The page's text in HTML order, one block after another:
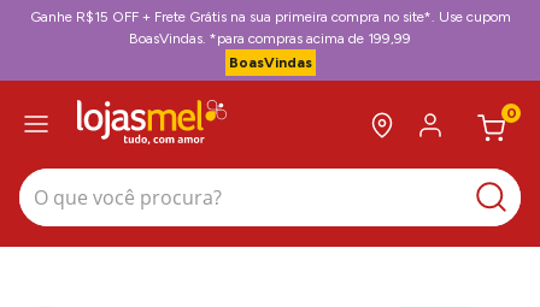
Ganhe R$15 OFF + Frete Grátis na sua primeira compra no site*. Use cupom
BoasVindas. *para compras acima de 199,99
BoasVindas
0
O que você procura?